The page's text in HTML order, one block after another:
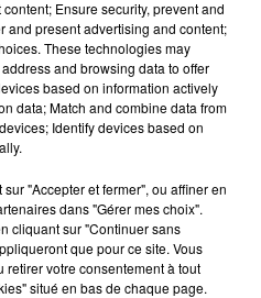
Haute-Garonne
29 sec
CASTELNAU- NADINE
Ensure security, prevent and
and present advertising and content;
These technologies may
and browsing data to offer
based on information actively
data; Match and combine data from
Identify devices based on
"Accepter et fermer", ou affiner en
dans "Gérer mes choix".
cliquant sur "Continuer sans
que pour ce site. Vous
retirer votre consentement à tout
situé en bas de chaque page.